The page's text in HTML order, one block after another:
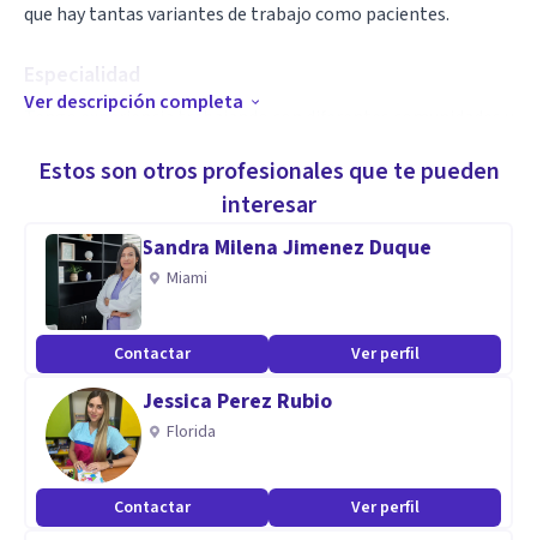
que hay tantas variantes de trabajo como pacientes.
Especialidad
Tengo experiencia trabajando con diferentes comunidades y
profesionalmente y conocer diferentes teorías y
Aptitudes
Me especializo en adicciones, terapia para adultos y parejas.
Tengo experiencia trabajando con ansiedad y ataques de
pánico, autoestima, Depresión.
Ver descripción completa
Estos son otros profesionales que te pueden
interesar
Sandra Milena Jimenez Duque
Miami
Contactar Ver perfil
Jessica Perez Rubio
Florida
Contactar Ver perfil